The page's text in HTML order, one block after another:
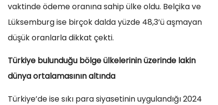
vaktinde ödeme oranına sahip ülke oldu. Belçika ve
Lüksemburg ise birçok dalda yüzde 48,3’ü aşmayan
düşük oranlarla dikkat çekti.
Türkiye bulunduğu bölge ülkelerinin üzerinde lakin
dünya ortalamasının altında
Türkiye’de ise sıkı para siyasetinin uygulandığı 2024